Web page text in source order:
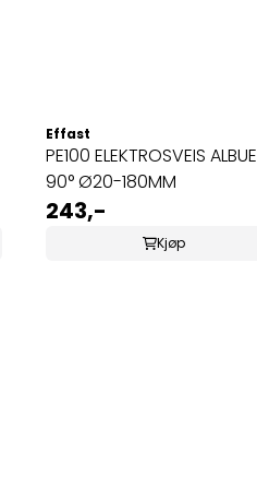
Effast
PE100 ELEKTROSVEIS ALBUE
90° Ø20-180MM
243,-
Kjøp